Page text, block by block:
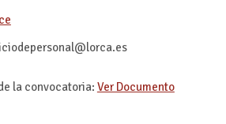
la convocatoria: Ver Documento